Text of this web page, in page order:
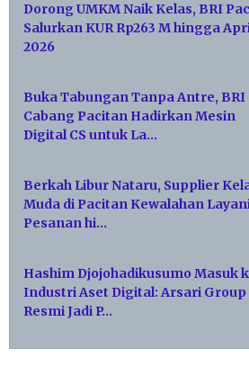
Dorong UMKM Naik Kelas, BRI
Salurkan KUR Rp263 M hingga
2026
Buka Tabungan Tanpa Antre, BRI
Cabang Pacitan Hadirkan Mesin
Digital CS untuk La…
Berkah Libur Nataru, Supplier
Muda di Pacitan Kewalahan
Pesanan hi…
Hashim Djojohadikusumo Masuk
Industri Aset Digital: Arsari Group
Resmi Jadi P…